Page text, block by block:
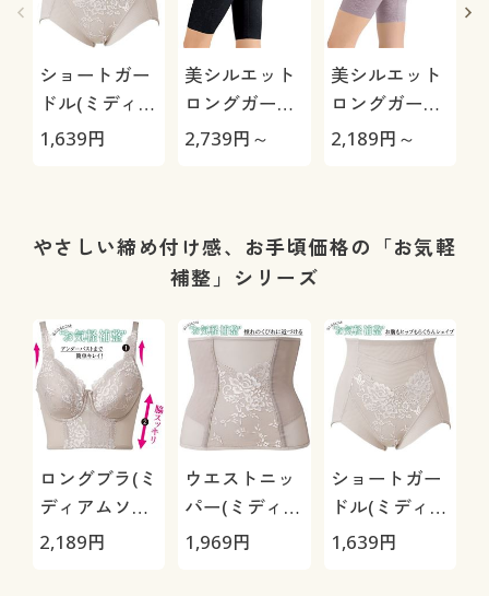
ショートガー
ドル(ミディア
ムソフトタイ
1,639円
美シルエット
ロングガード
ル(ミディアム
仕様)
2,739円～
美シルエット
ロングガード
ル(ミディアム
生地くるみ仕
2,189円～
やさしい締め付け感、お手頃価格の「お気軽
補整」シリーズ
ロングブラ(ミ
ディアムソフ
トタイプ・ソ
2,189円
ウエストニッ
パー(ミディア
ムソフトタイ
1,969円
ショートガー
ドル(ミディア
ムソフトタイ
1,639円